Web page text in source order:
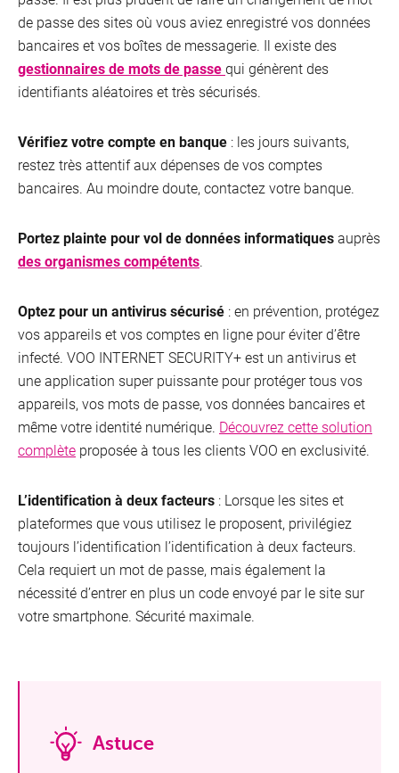
de passe des sites où vous aviez enregistré vos données
bancaires et vos boîtes de messagerie. Il existe des
gestionnaires de mots de passequi génèrent des
identifiants aléatoires et très sécurisés.
Vérifiez votre compte en banque : les jours suivants,
restez très attentif aux dépenses de vos comptes
bancaires. Au moindre doute, contactez votre banque.
Portez plainte pour vol de données informatiquesauprès
des organismes compétents.
Optez pour un antivirus sécurisé : en prévention, protégez
vos appareils et vos comptes en ligne pour éviter d’être
infecté. VOO INTERNET SECURITY+ est un antivirus et
une application super puissante pour protéger tous vos
appareils, vos mots de passe, vos données bancaires et
même votre identité numérique. Découvrez cette solution
complète proposée à tous les clients VOO en exclusivité.
L’identification à deux facteurs : Lorsque les sites et
plateformes que vous utilisez le proposent, privilégiez
toujours l’identification l’identification à deux facteurs.
Cela requiert un mot de passe, mais également la
nécessité d’entrer en plus un code envoyé par le site sur
votre smartphone. Sécurité maximale.
Astuce